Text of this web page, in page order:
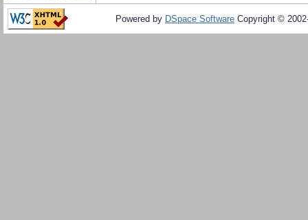
Powered by DSpace Software Copyright ©